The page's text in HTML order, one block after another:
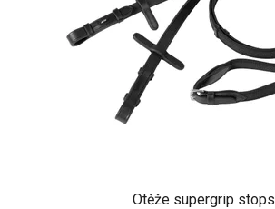
Otěže supergrip stops